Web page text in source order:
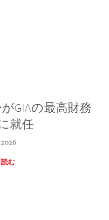
GIAの最高財務
就任
む